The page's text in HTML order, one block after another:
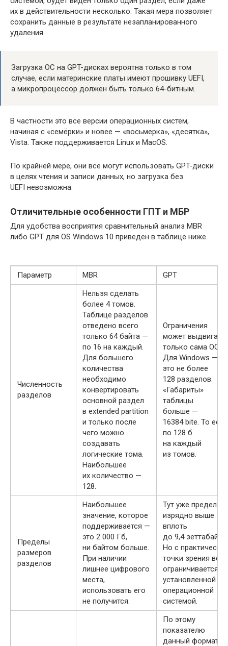
их в действительности несколько. Такая мера позволяет
сохранить данные в результате незапланированного
удаления.
Загрузка ОС на GPT-дисках вероятна только в том
случае, если материнские платы имеют прошивку UEFI,
а микропроцессор должен быть только 64-битным.
В частности это все версии операционных систем,
начиная с «семёрки» и новее — «восьмерка», «десятка»,
Vista. Также поддерживается Linux и MacOS.
По крайней мере, они все могут использовать GPT-диски
в целях чтения и записи данных, но загрузка без
UEFI невозможна.
Отличительные особенности ГПТ и МБР
Для удобства восприятия сравнительный анализ MBR
либо GPT для OS Windows 10 приведен в таблице ниже.
Параметр MBR GPT
Численность
разделов
Нельзя сделать
более 4 томов.
Таблице разделов
отведено всего
только 64 байта —
по 16 на каждый.
Для большего
количества
необходимо
конвертировать
основной раздел
в extended partition
и только после
чего можно
создавать
логические тома.
Наибольшее
их количество —
128.
Ограничения
может выдвигать
только сама ОС.
Для Windows —
это не более
128 разделов.
«Габариты»
таблицы
больше —
16384 bite. То есть
по 128 б
на каждый
из томов.
Пределы
размеров
разделов
Наибольшее
значение, которое
поддерживается —
это 2 000 Гб,
ни байтом больше.
При наличии
лишнее цифрового
места,
использовать его
не получится.
Тут уже предел
изрядно выше —
вплоть
до 9,4 зеттабайт.
Но с
точки зрения все
ограничивается
установленной
операционной
системой.
По этому
показателю
данный формат